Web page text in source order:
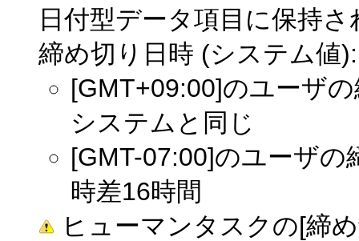
日付型データ項目に保持
締め切り日時 (システム値
[GMT+09:00]のユーザ
システムと同じ
[GMT-07:00]のユーザ
時差16時間
ヒューマンタスクの[締